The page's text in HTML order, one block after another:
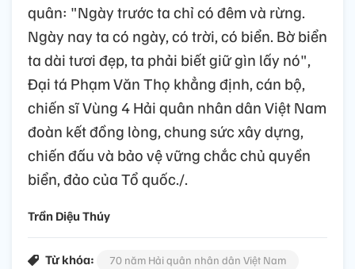
quân: "Ngày trước ta chỉ có đêm và rừng.
Ngày nay ta có ngày, có trời, có biển. Bờ biển
ta dài tươi đẹp, ta phải biết giữ gìn lấy nó",
Đại tá Phạm Văn Thọ khẳng định, cán bộ,
chiến sĩ Vùng 4 Hải quân nhân dân Việt Nam
đoàn kết đồng lòng, chung sức xây dựng,
chiến đấu và bảo vệ vững chắc chủ quyền
biển, đảo của Tổ quốc./.
Trần Diệu Thúy
Từ khóa:
70 năm Hải quân nhân dân Việt Nam